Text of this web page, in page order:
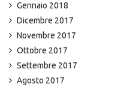
Gennaio 2018
Dicembre 2017
Novembre 2017
Ottobre 2017
Settembre 2017
Agosto 2017